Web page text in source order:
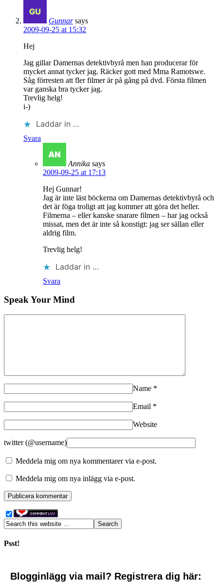
Gunnar says
2009-09-25 at 15:32
Hej
Jag gillar Damernas detektivbyrå men han producerar för
mycket annat tycker jag. Räcker gott med Mma Ramotswe.
Såg förresten att fler filmer är på gång på dvd. Första filmen
var ganska bra tycker jag.
Trevlig helg!
i-)
Laddar in …
Svara
Annika says
2009-09-25 at 17:13
Hej Gunnar!
Jag är inte läst böckerna om Damernas detektivbyrå och
det är föga troligt att jag kommer att göra det heller.
Filmerna – eller kanske snarare filmen – har jag också
missat, men det är inte så konstigt: jag ser sällan eller
aldrig film.
Trevlig helg!
Laddar in …
Svara
Speak Your Mind
Name *
Email *
Website
twitter (@username)
Meddela mig om nya kommentarer via e-post.
Meddela mig om nya inlägg via e-post.
Psst!
Blogginlägg via mail? Registrera dig här: